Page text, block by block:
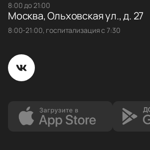
8:00 до 21:00
Москва, Ольховская ул., д. 27
8:00-21:00, госпитализация с 7:30